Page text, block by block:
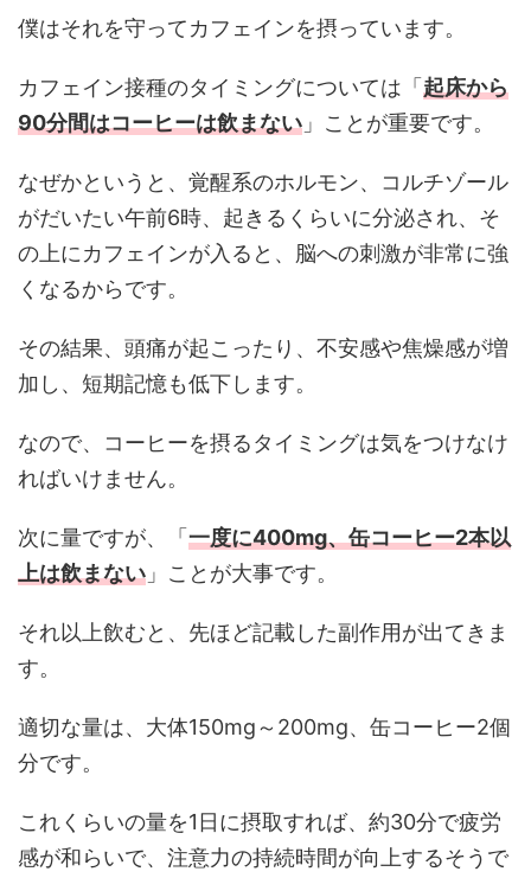
僕はそれを守ってカフェインを摂っています。
カフェイン接種のタイミングについては「起床から
90分間はコーヒーは飲まない 」ことが重要です。
なぜかというと、覚醒系のホルモン、コルチゾール
がだいたい午前6時、起きるくらいに分泌され、そ
の上にカフェインが入ると、脳への刺激が非常に強
くなるからです。
その結果、頭痛が起こったり、不安感や焦燥感が増
加し、短期記憶も低下します。
なので、コーヒーを摂るタイミングは気をつけなけ
ればいけません。
次に量ですが、「一度に400mg、缶コーヒー2本以
上は飲まない 」ことが大事です。
それ以上飲むと、先ほど記載した副作用が出てきま
す。
適切な量は、大体150mg～200mg、缶コーヒー2個
分です。
これくらいの量を1日に摂取すれば、約30分で疲労
感が和らいで、注意力の持続時間が向上するそうで